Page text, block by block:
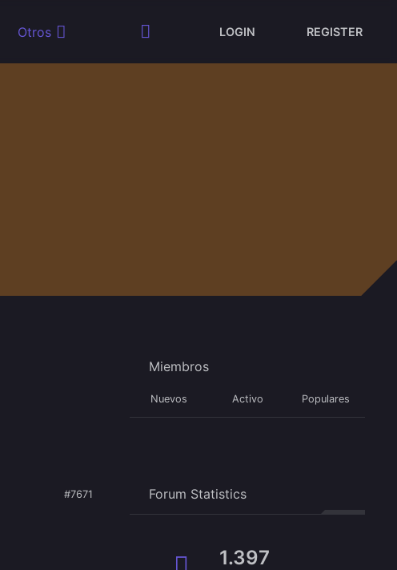
Otros LOGIN REGISTER
#7671
Miembros
Nuevos Activo Populares
Forum Statistics
1.397